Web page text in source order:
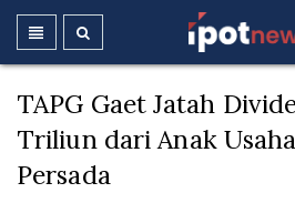
TAPG Gaet Jatah
Triliun dari Anak
Persada